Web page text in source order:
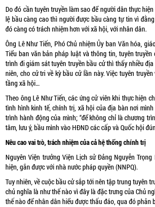
Do đó cần tuyên truyền làm sao để người dân thực
lệ bầu càng cao thì người được bầu càng tự tin vì
đó càng có trách nhiệm hơn với xã hội, với nhân dân.
Ông Lê Như Tiến, Phó Chủ nhiệm Ủy ban Văn hóa,
Tiểu ban văn bản pháp luật và thông tin, tuyên
trình đi giám sát tuyên truyền bầu cử thì thấy nhiều
niên, cho cử tri về kỳ bầu cử lần này. Việc tuyên
tầng xã hội…
Theo ông Lê Như Tiến, các ứng cử viên khi thực hiện
tình hình kinh tế, chính trị, xã hội của địa bàn nơi
trình hành động của mình; “để không chỉ là chương
tâm, lưu ý, bầu mình vào HĐND các cấp và Quốc hội
Nêu cao vai trò, trách nhiệm của cả hệ thống chính trị
Nguyên Viện trưởng Viện Lịch sử Đảng Nguyễn
hiện, gắn được với nhà nước pháp quyền (NNPQ).
Tuy nhiên, về cuộc bầu cử sắp tới nên tập trung tuyên
chủ nghĩa là như thế nào vì đây là đặc trưng của Chủ
thế nào để nhân dân hiểu được thấu đáo, qua đó